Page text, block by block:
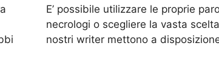
E’ possibile utilizzare le proprie
necrologi o scegliere la vasta
nostri writer mettono a